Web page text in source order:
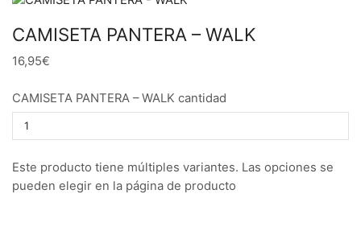
CAMISETA PANTERA – WALK
16,95€
CAMISETA PANTERA – WALK cantidad
Este producto tiene múltiples variantes. Las opciones se
pueden elegir en la página de producto